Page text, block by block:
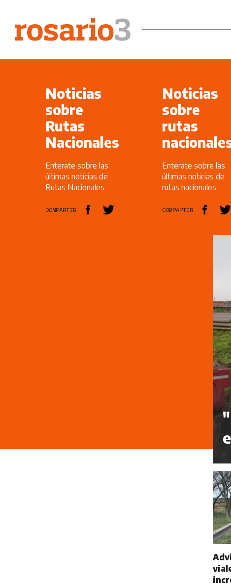
Noticias
sobre
Rutas
Nacionales
Enterate sobre las
últimas noticias de
Rutas Nacionales
COMPARTIR
Noticias
sobre
rutas
Enterate sobre las
últimas noticias de
rutas nacionales
COMPARTIR